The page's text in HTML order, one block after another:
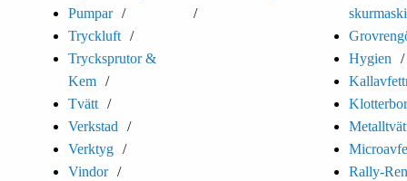
Pumpar
Tryckluft
Trycksprutor &
Kem
Tvätt
Verkstad
Verktyg
Vindor
Hygien
Rally-